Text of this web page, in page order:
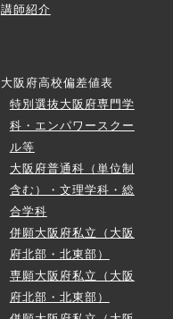
講師紹介
大阪府高校偏差値表
特別選抜大阪府専門学
科・エンパワースクー
ル等
大阪府普通科（単位制
含む）・文理学科・総
合学科
併願大阪府私立（大阪
府北部・北東部）
専願大阪府私立（大阪
府北部・北東部）